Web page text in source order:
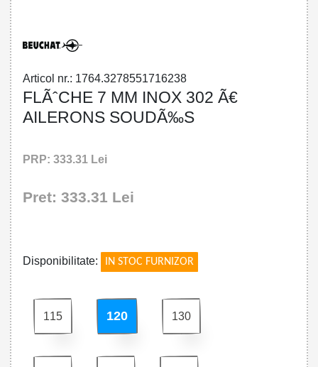
Articol nr.: 1764.3278551716238
FLÃˆCHE 7 MM INOX 302 Ã€
AILERONS SOUDÃ‰S
PRP: 333.31 Lei
Pret: 333.31 Lei
Disponibilitate: IN STOC FURNIZOR
115 120 130